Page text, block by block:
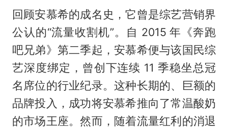
回顾安慕希的成名史，它曾是综艺营销界
公认的“流量收割机”。自 2015 年《奔跑
吧兄弟》第二季起，安慕希便与该国民综
艺深度绑定，曾创下连续 11 季稳坐总冠
名席位的行业纪录。这种长期的、巨额的
品牌投入，成功将安慕希推向了常温酸奶
的市场王座。然而，随着流量红利的消退